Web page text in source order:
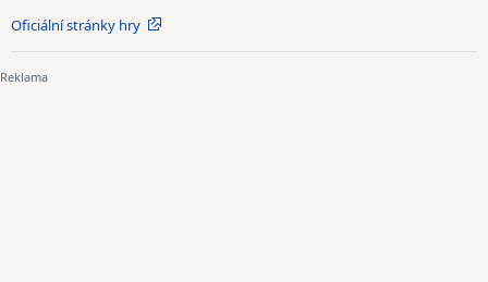
Oficiální stránky hry